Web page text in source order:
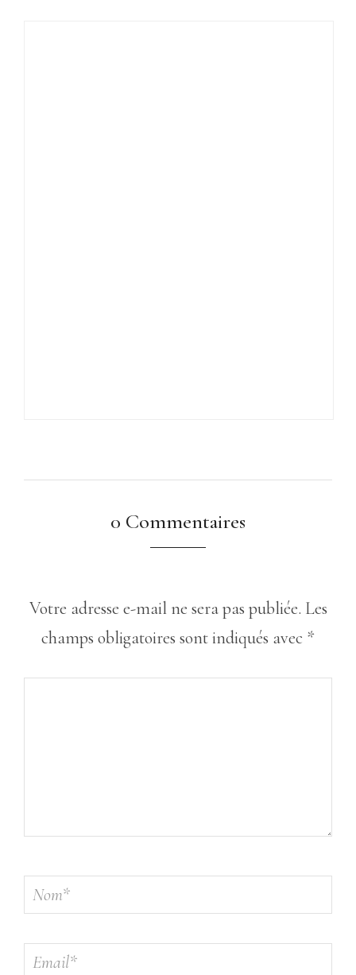
0 Commentaires
Votre adresse e-mail ne sera pas publiée. Les
champs obligatoires sont indiqués avec *